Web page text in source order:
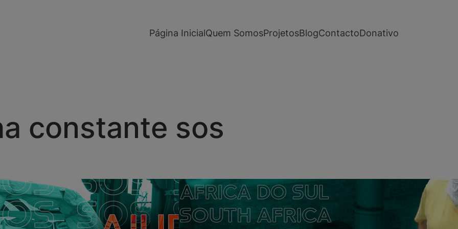
Página InicialQuem SomosProjetosBlogContactoDonativo
constante sos